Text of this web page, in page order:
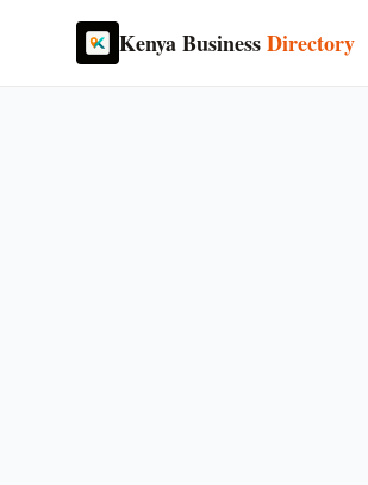
Kenya BusinessDirectory